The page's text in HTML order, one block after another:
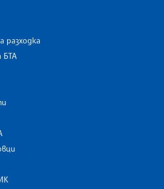
разходка
БТА